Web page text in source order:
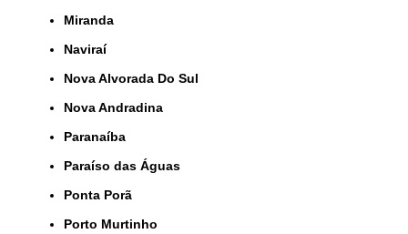
Miranda
Naviraí
Nova Alvorada Do Sul
Nova Andradina
Paranaíba
Paraíso das Águas
Ponta Porã
Porto Murtinho